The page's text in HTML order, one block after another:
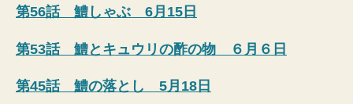
第56話 鱧しゃぶ 6月15日
第53話 鱧とキュウリの酢の物 ６月６日
第45話 鱧の落とし 5月18日